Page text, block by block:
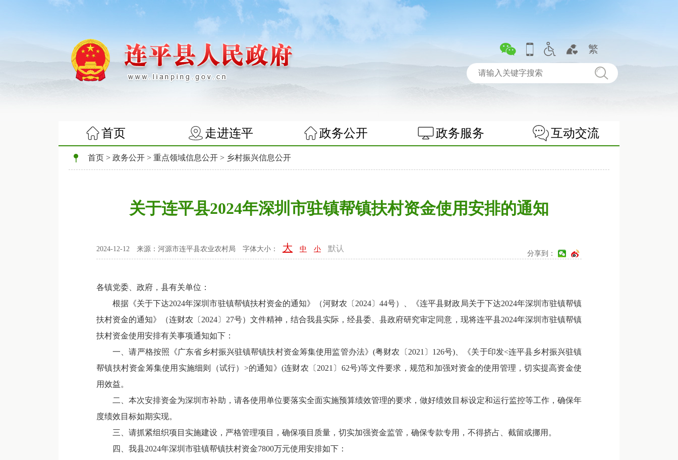
繁
首页 走进连平 政务公开 政务服务 互动交流
首页 > 政务公开 > 重点领域信息公开 > 乡村振兴信息公开
关于连平县2024年深圳市驻镇帮镇扶村资金使用安排的通知
2024-12-12 来源：河源市连平县农业农村局 字体大小： 大 中 小 默认
分享到：
各镇党委、政府，县有关单位：
根据《关于下达2024年深圳市驻镇帮镇扶村资金的通知》（河财农〔2024〕44号）、《连平县财政局关于下达2024年深圳市驻镇帮镇
扶村资金的通知》（连财农〔2024〕27号）文件精神，结合我县实际，经县委、县政府研究审定同意，现将连平县2024年深圳市驻镇帮镇
扶村资金使用安排有关事项通知如下：
一、请严格按照《广东省乡村振兴驻镇帮镇扶村资金筹集使用监管办法》(粤财农〔2021〕126号)、《关于印发<连平县乡村振兴驻镇
帮镇扶村资金筹集使用实施细则（试行）>的通知》(连财农〔2021〕62号)等文件要求，规范和加强对资金的使用管理，切实提高资金使
用效益。
二、本次安排资金为深圳市补助，请各使用单位要落实全面实施预算绩效管理的要求，做好绩效目标设定和运行监控等工作，确保年
度绩效目标如期实现。
三、请抓紧组织项目实施建设，严格管理项目，确保项目质量，切实加强资金监管，确保专款专用，不得挤占、截留或挪用。
四、我县2024年深圳市驻镇帮镇扶村资金7800万元使用安排如下：